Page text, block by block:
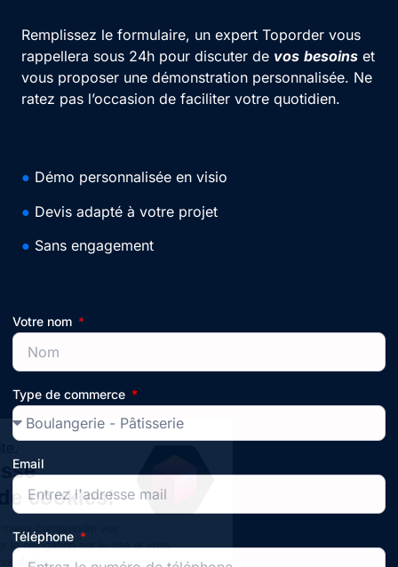
Remplissez le formulaire, un expert Toporder vous
rappellera sous 24h pour discuter de vos besoins et
vous proposer une démonstration personnalisée. Ne
ratez pas l’occasion de faciliter votre quotidien.
● Démo personnalisée en visio
● Devis adapté à votre projet
● Sans engagement
Votre nom
Type de commerce
Email
Téléphone